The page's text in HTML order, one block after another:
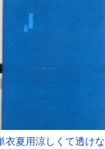
衣夏用涼しくて透け